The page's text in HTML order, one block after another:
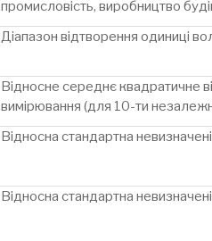
промисловість, виробництво
Діапазон відтворення одиниці
Відносне середнє квадратичне
вимірювання (для 10-ти
Відносна стандартна
Відносна стандартна